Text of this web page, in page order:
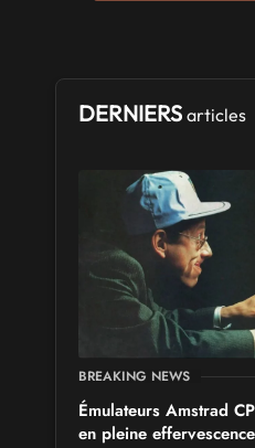
SALONS & CONVENTIONS
Samedi 3auSamedi
Lanthenay
SALONS & CONVENTIONS
Boc'N'Geek
Samedi 26et Dimanche
SALONS & CONVENTIONS
Saint Sul'Play
Samedi 19etDimanche
Sulpice
DERNIERS articles
BREAKING NEWS
Émulateurs Amstrad
en pleine effervescence